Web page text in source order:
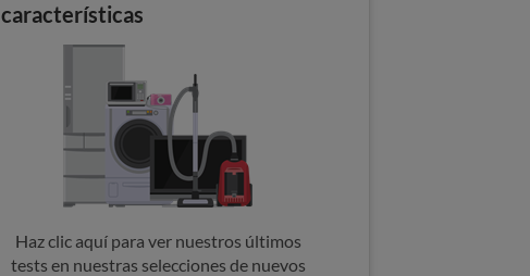
características
Haz clic aquí para ver nuestros últimos
tests en nuestras selecciones de nuevos